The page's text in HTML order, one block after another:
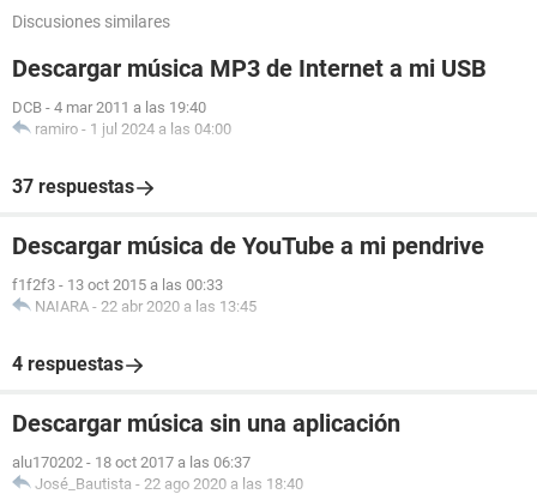
Discusiones similares
Descargar música MP3 de Internet a mi USB
DCB - 4 mar 2011 a las 19:40
ramiro - 1 jul 2024 a las 04:00
37 respuestas
Descargar música de YouTube a mi pendrive
f1f2f3 - 13 oct 2015 a las 00:33
NAIARA - 22 abr 2020 a las 13:45
4 respuestas
Descargar música sin una aplicación
alu170202 - 18 oct 2017 a las 06:37
José_Bautista - 22 ago 2020 a las 18:40